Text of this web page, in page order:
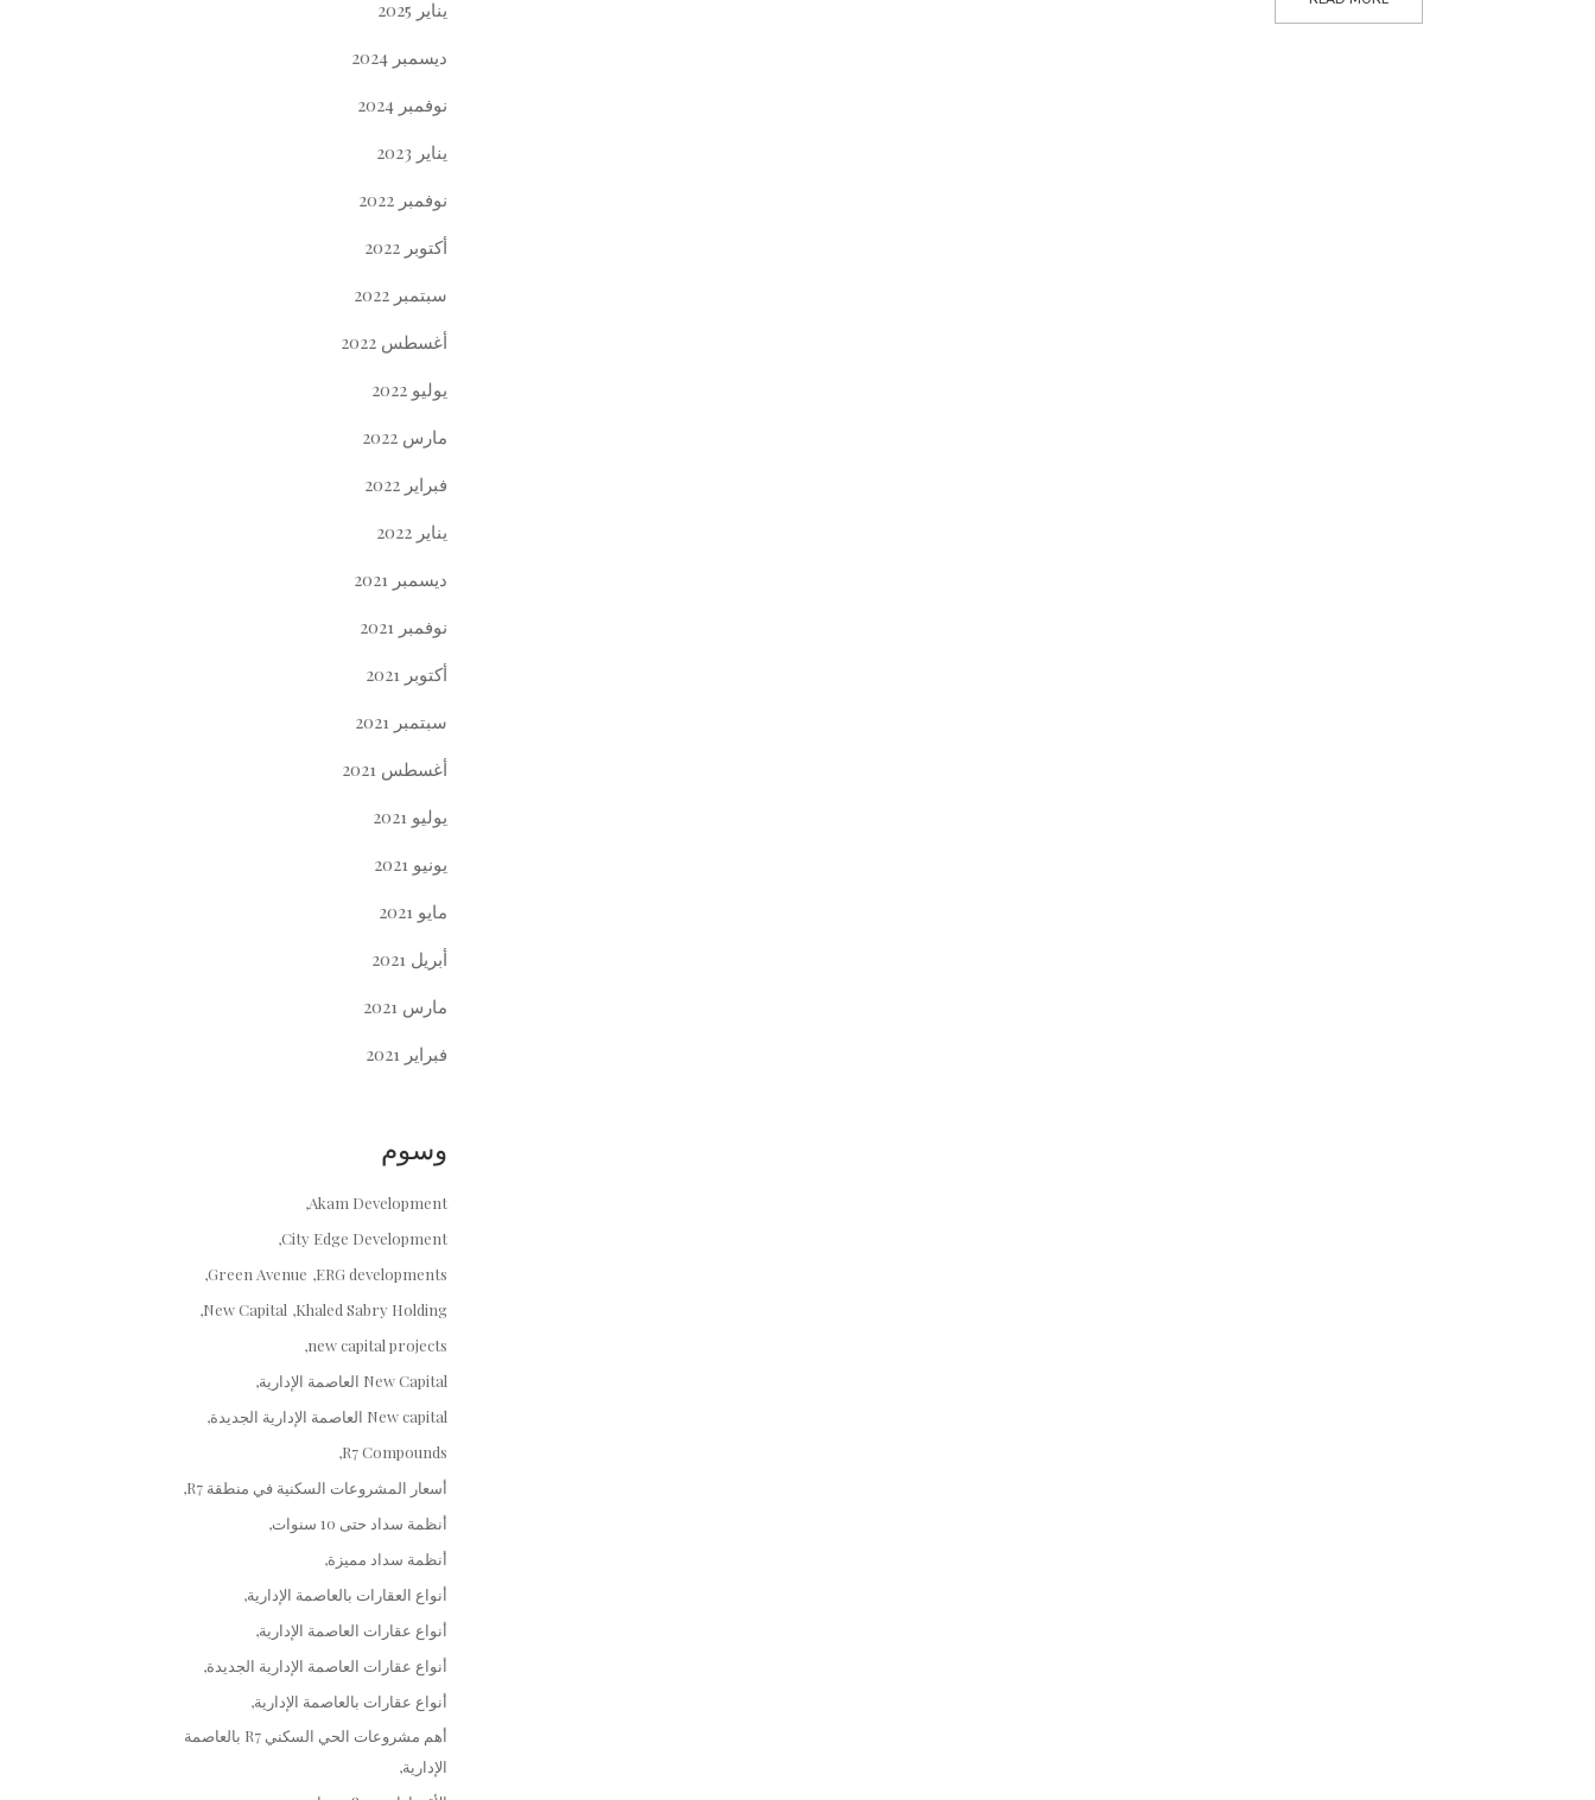
يناير 2025
ديسمبر 2024
نوفمبر 2024
يناير 2023
نوفمبر 2022
أكتوبر 2022
سبتمبر 2022
أغسطس 2022
يوليو 2022
مارس 2022
فبراير 2022
يناير 2022
ديسمبر 2021
نوفمبر 2021
أكتوبر 2021
سبتمبر 2021
أغسطس 2021
يوليو 2021
يونيو 2021
مايو 2021
أبريل 2021
مارس 2021
فبراير 2021
وسوم
Akam Development
City Edge Development
ERG developments
Green Avenue
Khaled Sabry Holding
New Capital
new capital projects
New Capital العاصمة الإدارية
New capital العاصمة الإدارية الجديدة
R7 Compounds
أسعار المشروعات السكنية في منطقة R7
أنظمة سداد حتى 10 سنوات
أنظمة سداد مميزة
أنواع العقارات بالعاصمة الإدارية
أنواع عقارات العاصمة الإدارية
أنواع عقارات العاصمة الإدارية الجديدة
أنواع عقارات بالعاصمة الإدارية
أهم مشروعات الحي السكني R7 بالعاصمة
الإدارية